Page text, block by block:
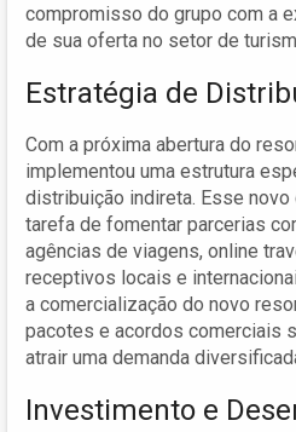
compromisso do grupo com a
de sua oferta no setor de
Estratégia de
Com a próxima abertura do
implementou uma estrutura
distribuição indireta. Esse novo
tarefa de fomentar parcerias
agências de viagens, online
receptivos locais e
a comercialização do novo
pacotes e acordos comerciais
atrair uma demanda
Investimento e